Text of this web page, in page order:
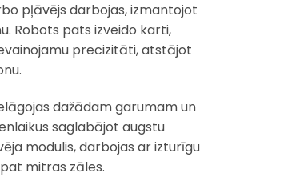
pļāvējs darbojas, izmantojot
Robots pats izveido karti,
precizitāti, atstājot
dažādam garumam un
saglabājot augstu
modulis, darbojas ar izturīgu
mitras zāles.